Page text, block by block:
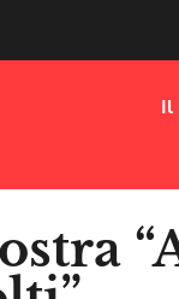
Il